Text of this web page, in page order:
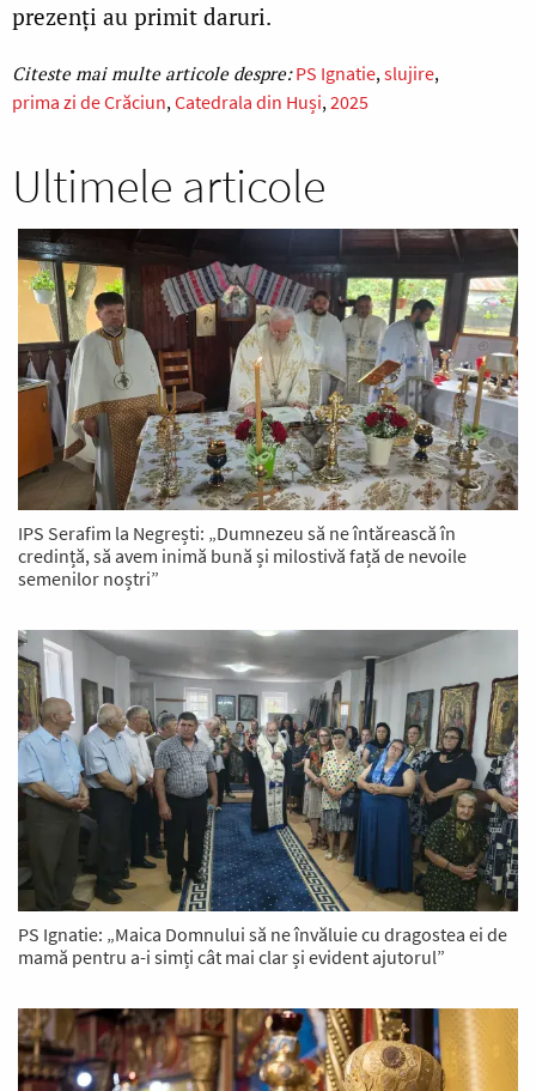
prezenţi au primit daruri.
PS Ignatie slujire
prima zi de Crăciun Catedrala din Huși 2025
Ultimele articole
IPS Serafim la Negrești: „Dumnezeu să ne întărească în
credință, să avem inimă bună și milostivă față de nevoile
semenilor noștri”
PS Ignatie: „Maica Domnului să ne învăluie cu dragostea ei de
mamă pentru a-i simți cât mai clar și evident ajutorul”